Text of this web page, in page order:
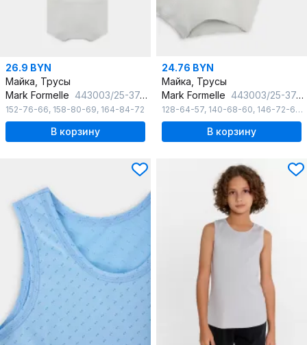
26.9 BYN
Майка, Трусы
Mark Formelle 443003/25-37458Ц-1 мрамор
152-76-66, 158-80-69, 164-84-72
В корзину
24.76 BYN
Майка, Трусы
Mark Formelle 443003/25-37457Ц-1 мрамор
128-64-57, 140-68-60, 146-72-63 ,
В корзину